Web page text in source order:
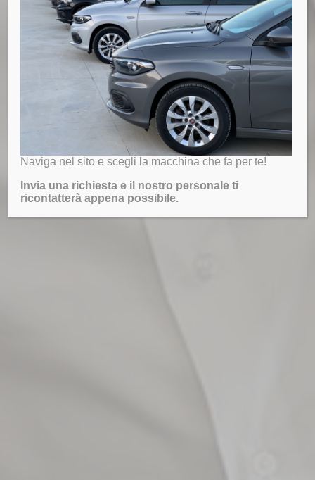
Naviga nel sito e scegli la macchina che fa per te!
Invia una richiesta e il nostro personale ti
ricontatterà appena possibile.